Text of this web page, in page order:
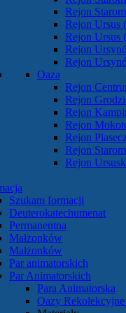
Rejon
Rejon Ursus
Rejon Ursus
Rejon
Rejon
Oaza
Rejon
Rejon
Rejon
Rejon
Rejon
Rejon
Rejon
Szukam formacji
Deuterokatechumenat
Permanentna
Małżonków
Małżonków
Par animatorskich
Par Animatorskich
Para Animatorska
Oazy